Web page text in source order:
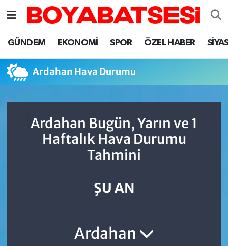
GÜNDEM EKONOMİ SPOR ÖZEL HABER
Ardahan Hava Durumu
Ardahan Bugün, Yarın ve 1
Haftalık Hava Durumu
Tahmini
ŞU AN
Ardahan
Sinop Nöbetçi Eczaneler
Sinop Hava Durumu
Sinop Trafik Yoğunluk Haritası
Süper Lig Puan Durumu ve Fikstür
Son Dakika Haberleri